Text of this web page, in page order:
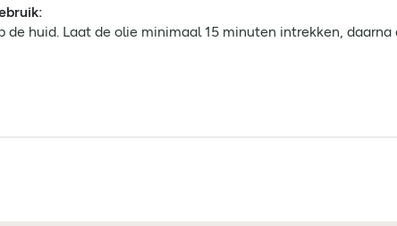
de huid. Laat de olie minimaal 15 minuten intrekken,